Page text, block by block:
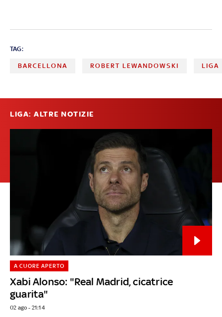
TAG:
BARCELLONA ROBERT LEWANDOWSKI LIGA
LIGA: ALTRE NOTIZIE
Xabi Alonso: "Real Madrid, cicatrice
guarita"
A CUORE APERTO
02 ago - 21:14